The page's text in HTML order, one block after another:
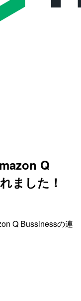
Q
ました！
Q Bussinessの連